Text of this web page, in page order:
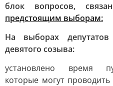
блок вопросов,
предстоящим выборам:
На выборах
девятого созыва:
установлено время
которые могут